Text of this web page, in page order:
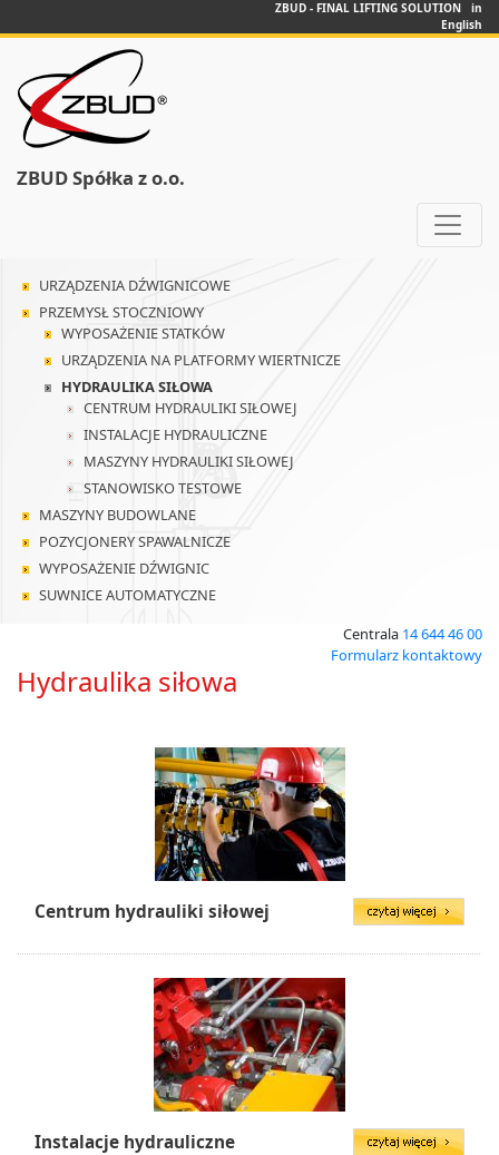
ZBUD - FINAL LIFTING SOLUTION in
English
ZBUD Spółka z o.o.
URZĄDZENIA DŹWIGNICOWE
PRZEMYSŁ STOCZNIOWY
WYPOSAŻENIE STATKÓW
URZĄDZENIA NA PLATFORMY WIERTNICZE
HYDRAULIKA SIŁOWA
CENTRUM HYDRAULIKI SIŁOWEJ
INSTALACJE HYDRAULICZNE
MASZYNY HYDRAULIKI SIŁOWEJ
STANOWISKO TESTOWE
MASZYNY BUDOWLANE
POZYCJONERY SPAWALNICZE
WYPOSAŻENIE DŹWIGNIC
SUWNICE AUTOMATYCZNE
Centrala 14 644 46 00
Formularz kontaktowy
Hydraulika siłowa
Centrum hydrauliki siłowej
Instalacje hydrauliczne